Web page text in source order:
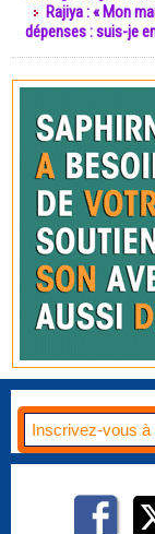
Rajiya : « Mon
dépenses : suis-je